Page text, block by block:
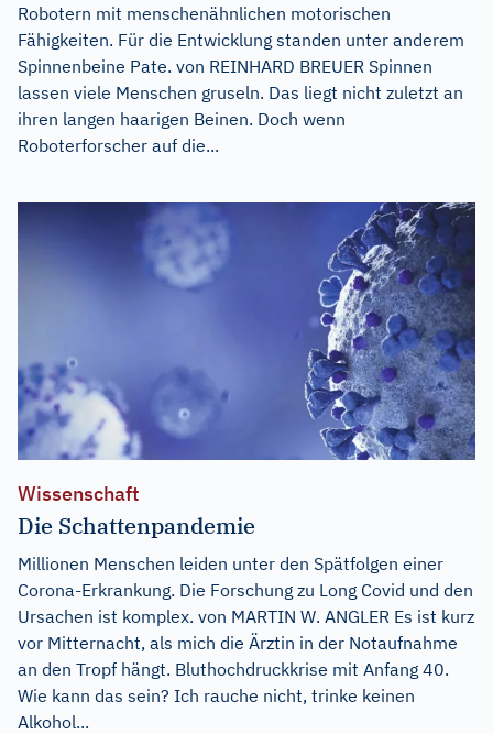
Robotern mit menschenähnlichen motorischen
Fähigkeiten. Für die Entwicklung standen unter anderem
Spinnenbeine Pate. von REINHARD BREUER Spinnen
lassen viele Menschen gruseln. Das liegt nicht zuletzt an
ihren langen haarigen Beinen. Doch wenn
Roboterforscher auf die...
Wissenschaft
Die Schattenpandemie
Millionen Menschen leiden unter den Spätfolgen einer
Corona-Erkrankung. Die Forschung zu Long Covid und den
Ursachen ist komplex. von MARTIN W. ANGLER Es ist kurz
vor Mitternacht, als mich die Ärztin in der Notaufnahme
an den Tropf hängt. Bluthochdruckkrise mit Anfang 40.
Wie kann das sein? Ich rauche nicht, trinke keinen
Alkohol...